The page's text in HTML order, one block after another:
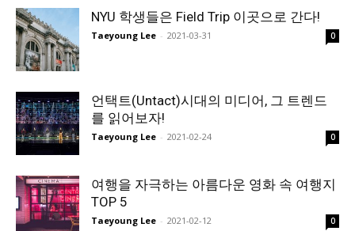
NYU 학생들은 Field Trip 이곳으로 간다!
Taeyoung Lee - 2021-03-31 0
언택트(Untact)시대의 미디어, 그 트렌드
를 읽어보자!
Taeyoung Lee - 2021-02-24 0
여행을 자극하는 아름다운 영화 속 여행지
TOP 5
Taeyoung Lee - 2021-02-12 0